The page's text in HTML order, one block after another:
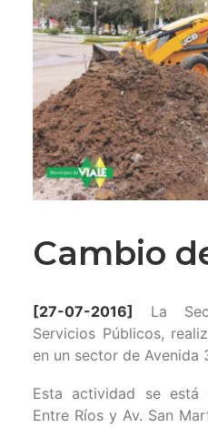
TRÁMITES Y SERVICIOS
CIUDAD
PARQUE INDUSTRIAL
RECAUDACIONES
Cambio
[27-07-2016] La
Servicios Públicos,
en un sector de Avenida
Esta actividad se
Entre Ríos y Av. San